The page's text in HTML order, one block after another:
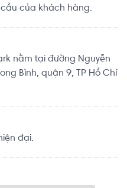
của khách hàng.
nằm tại đường Nguyễn
Bình, quận 9, TP Hồ Chí
đại.